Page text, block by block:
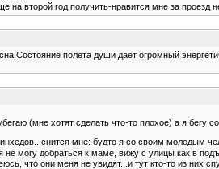
на второй год получить-нравится мне за проезд
полета души дает огромный
(мне хотят сделать что-то плохое) а я
мне: будто я со своим
не могу добраться к маме, вижу с улицы как в
что они меня не увидят...и тут кто-то из них